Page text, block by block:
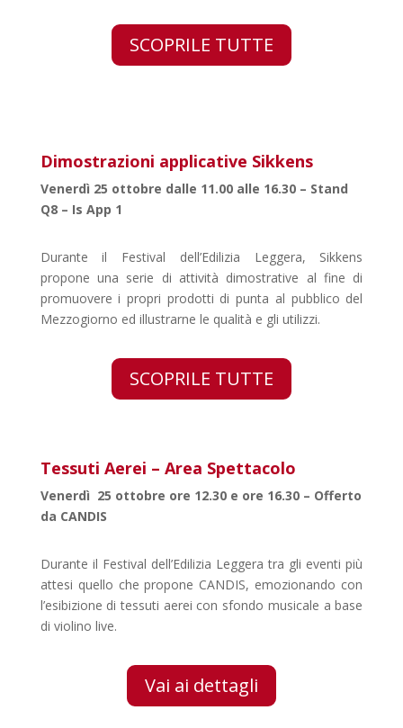
SCOPRILE TUTTE
Dimostrazioni applicative Sikkens
Venerdì 25 ottobre dalle 11.00 alle 16.30 – Stand
Q8 – Is App 1
Durante il Festival dell’Edilizia Leggera, Sikkens
propone una serie di attività dimostrative al fine di
promuovere i propri prodotti di punta al pubblico del
Mezzogiorno ed illustrarne le qualità e gli utilizzi.
SCOPRILE TUTTE
Tessuti Aerei – Area Spettacolo
Venerdì 25 ottobre ore 12.30 e ore 16.30 – Offerto
da CANDIS
Durante il Festival dell’Edilizia Leggera tra gli eventi più
attesi quello che propone CANDIS, emozionando con
l’esibizione di tessuti aerei con sfondo musicale a base
di violino live.
Vai ai dettagli